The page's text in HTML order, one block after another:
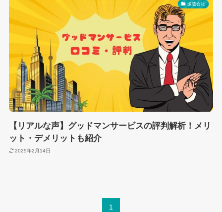
派遣会社
【リアルな声】グッドマンサービスの評判解析！メリ
ット・デメリットも紹介
2025年2月14日
1